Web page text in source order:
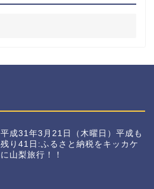
平成31年3月21日（木曜日）平成も
残り41日:ふるさと納税をキッカケ
に山梨旅行！！